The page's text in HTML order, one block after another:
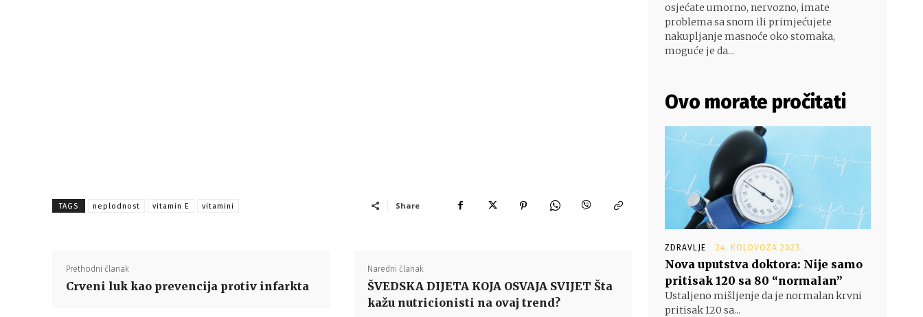
TAGS neplodnost vitamin E vitamini Share
Prethodni članak
Crveni luk kao prevencija protiv infarkta
Naredni članak
ŠVEDSKA DIJETA KOJA OSVAJA SVIJET Šta
kažu nutricionisti na ovaj trend?
osjećate umorno, nervozno, imate
problema sa snom ili primjećujete
nakupljanje masnoće oko stomaka,
moguće je da...
Ovo morate pročitati
ZDRAVLJE 24. KOLOVOZA 2023.
Nova uputstva doktora: Nije samo
pritisak 120 sa 80 “normalan”
Ustaljeno mišljenje da je normalan krvni
pritisak 120 sa...